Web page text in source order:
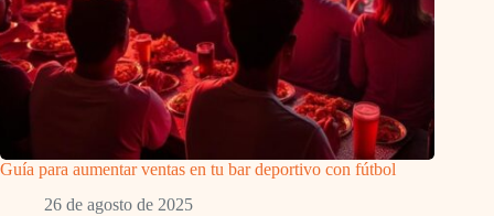
Guía para aumentar ventas en tu bar deportivo con fútbol
26 de agosto de 2025